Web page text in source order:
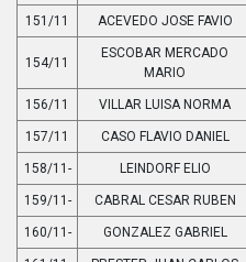
151/11 ACEVEDO JOSE FAVIO
154/11
ESCOBAR MERCADO
MARIO
156/11 VILLAR LUISA NORMA
157/11 CASO FLAVIO DANIEL
158/11- LEINDORF ELIO
159/11- CABRAL CESAR RUBEN
160/11- GONZALEZ GABRIEL